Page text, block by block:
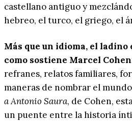
castellano antiguo y
hebreo, el turco, el griego, el
Más que un idioma, el
como sostiene Marcel
refranes, relatos familiares,
maneras de nombrar el
a Antonio Saura, de Cohen,
un puente entre la historia